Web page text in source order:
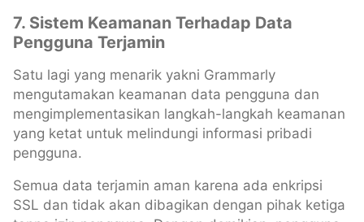
7. Sistem Keamanan Terhadap Data
Pengguna Terjamin
Satu lagi yang menarik yakni Grammarly
mengutamakan keamanan data pengguna dan
mengimplementasikan langkah-langkah keamanan
yang ketat untuk melindungi informasi pribadi
pengguna.
Semua data terjamin aman karena ada enkripsi
SSL dan tidak akan dibagikan dengan pihak ketiga